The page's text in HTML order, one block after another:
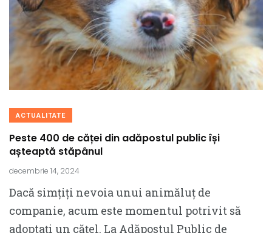
ACTUALITATE
Peste 400 de căței din adăpostul public își
așteaptă stăpânul
decembrie 14, 2024
Dacă simțiți nevoia unui animăluț de
companie, acum este momentul potrivit să
adoptați un cățel. La Adăpostul Public de